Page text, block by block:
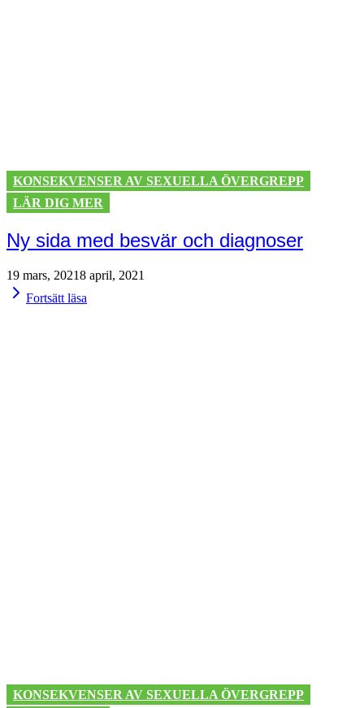
KONSEKVENSER AV SEXUELLA ÖVERGREPP
LÄR DIG MER
Ny sida med besvär och diagnoser
by
Team
Medusa
19 mars, 20218 april, 2021
Fortsätt läsa
KONSEKVENSER AV SEXUELLA ÖVERGREPP